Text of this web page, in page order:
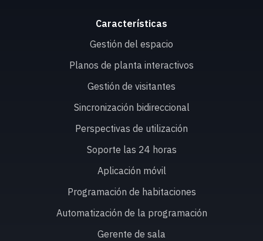
Características
Gestión del espacio
Planos de planta interactivos
Gestión de visitantes
Sincronización bidireccional
Perspectivas de utilización
Soporte las 24 horas
Aplicación móvil
Programación de habitaciones
Automatización de la programación
Gerente de sala